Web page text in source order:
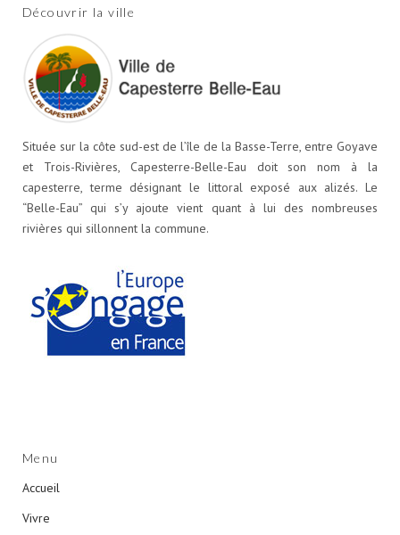
Découvrir la ville
Située sur la côte sud-est de l’île de la Basse-Terre, entre Goyave
et Trois-Rivières, Capesterre-Belle-Eau doit son nom à la
capesterre, terme désignant le littoral exposé aux alizés. Le
“Belle-Eau” qui s’y ajoute vient quant à lui des nombreuses
rivières qui sillonnent la commune.
Menu
Accueil
Vivre